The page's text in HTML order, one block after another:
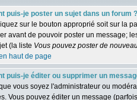
puis-je poster un sujet dans un forum ?
sur le bouton approprié soit sur la
avant de pouvoir poster un message;
(la liste Vous pouvez poster de
haut de page
puis-je éditer ou supprimer un
vous soyez l'administrateur ou
Vous pouvez éditer un message